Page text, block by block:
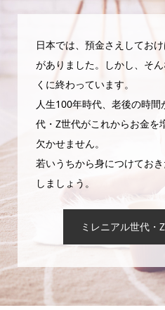
日本では、預金さえしてお
がありました。しかし、そ
くに終わっています。
人生100年時代、老後の時
代・Z世代がこれからお金を
欠かせません。
若いうちから身につけてお
しましょう。
ミレニアル世代・